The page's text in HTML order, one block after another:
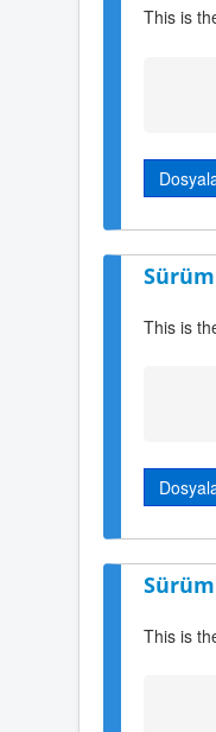
This is
This is
Sürüm
This is